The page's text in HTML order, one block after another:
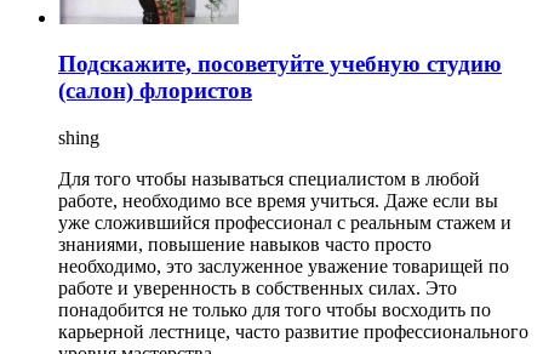
Подскажите, посоветуйте учебную студию
(салон) флористов
shing
Для того чтобы называться специалистом в любой
работе, необходимо все время учиться. Даже если вы
уже сложившийся профессионал с реальным стажем и
знаниями, повышение навыков часто просто
необходимо, это заслуженное уважение товарищей по
работе и уверенность в собственных силах. Это
понадобится не только для того чтобы восходить по
карьерной лестнице, часто развитие профессионального